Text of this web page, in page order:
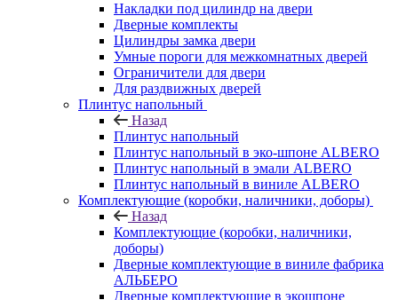
Накладки под цилиндр на двери
Дверные комплекты
Цилиндры замка двери
Умные пороги для межкомнатных дверей
Ограничители для двери
Для раздвижных дверей
Плинтус напольный
Назад
Плинтус напольный
Плинтус напольный в эко-шпоне ALBERO
Плинтус напольный в эмали ALBERO
Плинтус напольный в виниле ALBERO
Комплектующие (коробки, наличники, доборы)
Назад
Комплектующие (коробки, наличники,
доборы)
Дверные комплектующие в виниле фабрика
АЛЬБЕРО
Дверные комплектующие в экошпоне